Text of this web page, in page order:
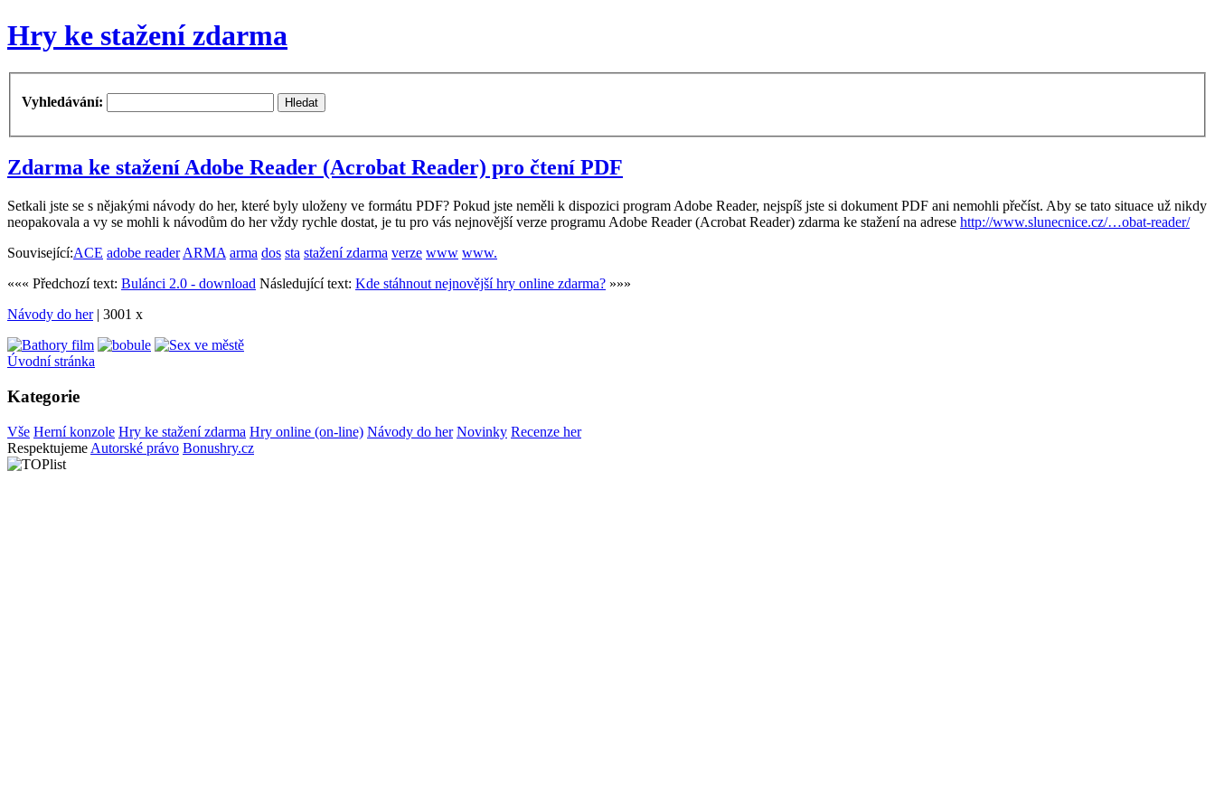
Hry ke stažení zdarma
Vyhledávání:
Zdarma ke stažení Adobe Reader (Acrobat Reader) pro čtení PDF
Setkali jste se s nějakými návody do her, které byly uloženy ve formátu PDF? Pokud jste neměli k dispozici program Adobe Reader, nejspíš jste si dokument PDF ani nemohli přečíst. Aby se tato situace už nikdy
neopakovala a vy se mohli k návodům do her vždy rychle dostat, je tu pro vás nejnovější verze programu Adobe Reader (Acrobat Reader) zdarma ke stažení na adrese http://www.slunecnice.cz/…obat-reader/
Související:ACE adobe reader ARMA arma dos sta stažení zdarma verze www www.
««« Předchozí text: Bulánci 2.0 - download Následující text: Kde stáhnout nejnovější hry online zdarma? »»»
Návody do her| 3001 x
Úvodní stránka
Kategorie
Vše Herní konzole Hry ke stažení zdarma Hry online (on-line) Návody do her Novinky Recenze her
Respektujeme Autorské právo Bonushry.cz